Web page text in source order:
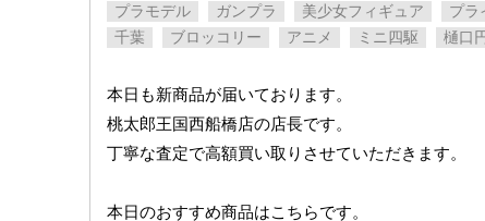
プラモデル
ガンプラ 美少女フィギュア プラ
千葉
ブロッコリー アニメ ミニ四駆 樋口
本日も新商品が届いております。
桃太郎王国西船橋店の店長です。
丁寧な査定で高額買い取りさせていただきます。
本日のおすすめ商品はこちらです。